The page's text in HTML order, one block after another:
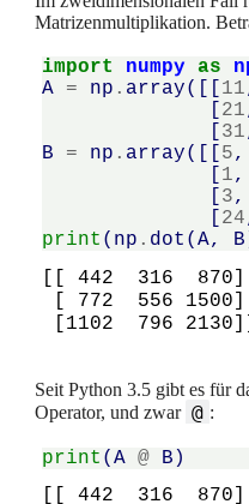
Matrizenmultiplikation.
import numpy as
A
= np . array([[ 11
21
31
B
= np . array([[ 5,
1,
3,
24
print ( np . dot (A, B
[[ 442  316  870]
Seit Python 3.5 gibt es für
Operator, und zwar @ :
print (A @ B )
[[ 442  316  870]